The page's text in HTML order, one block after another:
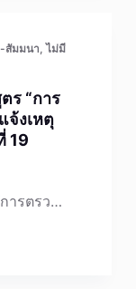
สัมมนา,ไม่มี
ร “การ
จ้งเหตุ
19
ารตรว…